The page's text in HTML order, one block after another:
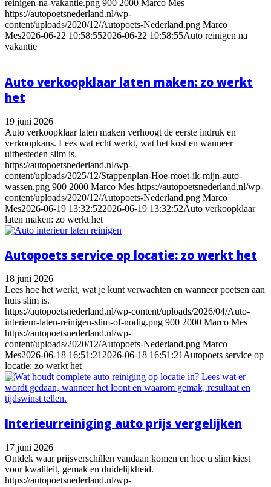
reinigen-na-vakantie.png 900 2000 Marco Mes
https://autopoetsnederland.nl/wp-
content/uploads/2020/12/Autopoets-Nederland.png Marco
Mes2026-06-22 10:58:552026-06-22 10:58:55Auto reinigen na
vakantie
Auto verkoopklaar laten maken: zo werkt
het
19 juni 2026
Auto verkoopklaar laten maken verhoogt de eerste indruk en
verkoopkans. Lees wat echt werkt, wat het kost en wanneer
uitbesteden slim is.
https://autopoetsnederland.nl/wp-
content/uploads/2025/12/Stappenplan-Hoe-moet-ik-mijn-auto-
wassen.png 900 2000 Marco Mes https://autopoetsnederland.nl/wp-
content/uploads/2020/12/Autopoets-Nederland.png Marco
Mes2026-06-19 13:32:522026-06-19 13:32:52Auto verkoopklaar
laten maken: zo werkt het
Autopoets service op locatie: zo werkt het
18 juni 2026
Lees hoe het werkt, wat je kunt verwachten en wanneer poetsen aan
huis slim is.
https://autopoetsnederland.nl/wp-content/uploads/2026/04/Auto-
interieur-laten-reinigen-slim-of-nodig.png 900 2000 Marco Mes
https://autopoetsnederland.nl/wp-
content/uploads/2020/12/Autopoets-Nederland.png Marco
Mes2026-06-18 16:51:21 2026-06-18 16:51:21 Autopoets service op
locatie: zo werkt het
Interieurreiniging auto prijs vergelijken
17 juni 2026
Ontdek waar prijsverschillen vandaan komen en hoe u slim kiest
voor kwaliteit, gemak en duidelijkheid.
https://autopoetsnederland.nl/wp-